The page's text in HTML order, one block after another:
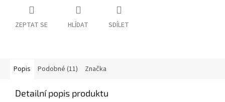
ZEPTAT SE HLÍDAT SDÍLET
Popis Podobné (11) Značka
Detailní popis produktu